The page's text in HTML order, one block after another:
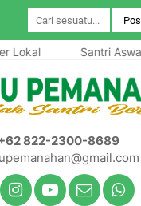
Santri
822-2300-8689